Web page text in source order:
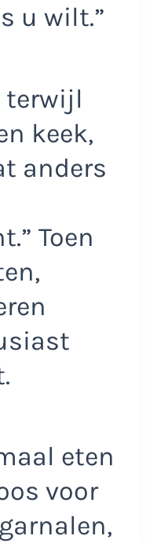
u wilt.”
terwijl
keek,
anders
Toen
eten
voor